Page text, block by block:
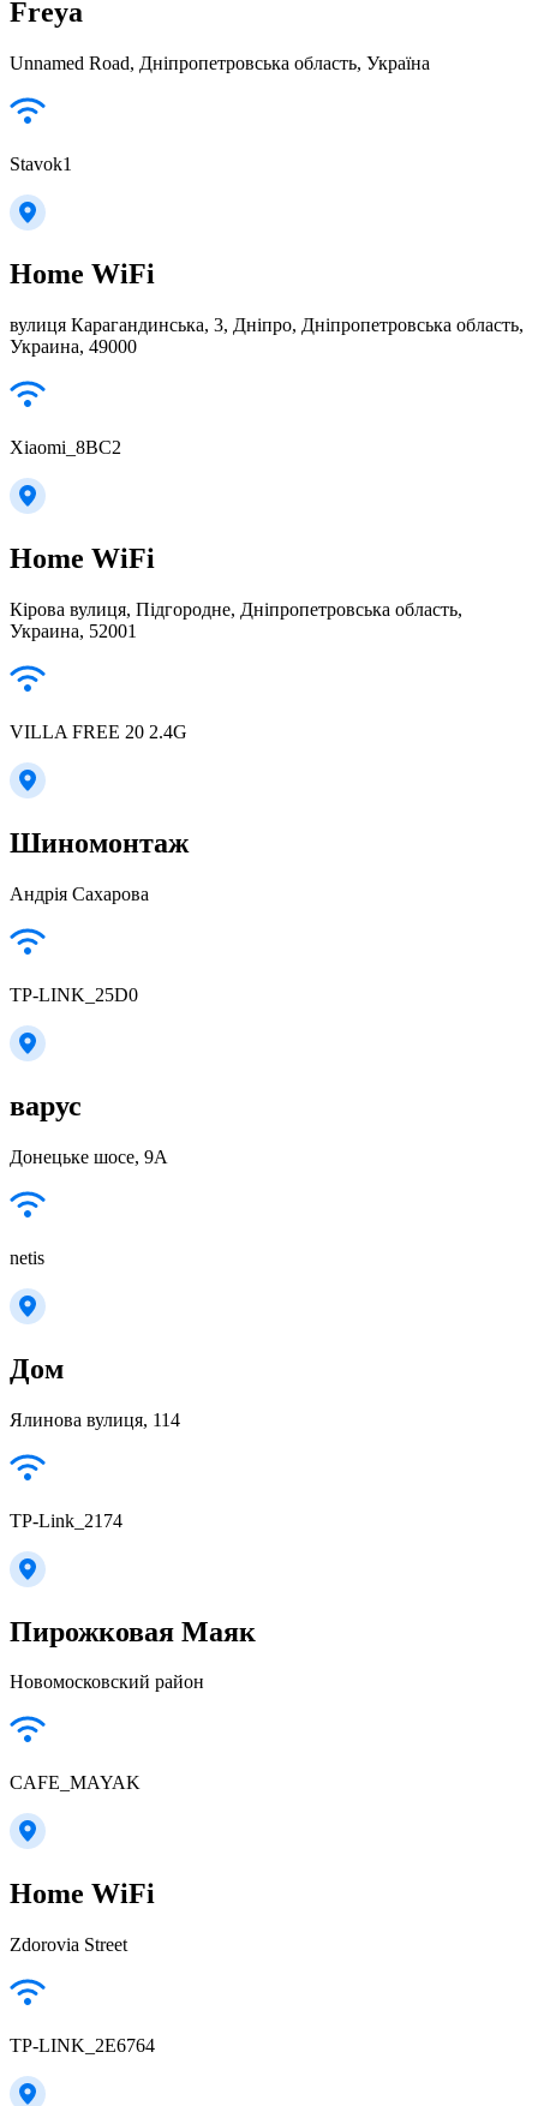
Freya
Unnamed Road, Дніпропетровська область, Україна
Stavok1
Home WiFi
вулиця Карагандинська, 3, Дніпро, Дніпропетровська область,
Украина, 49000
Xiaomi_8BC2
Home WiFi
Кірова вулиця, Підгородне, Дніпропетровська область,
Украина, 52001
VILLA FREE 20 2.4G
Шиномонтаж
Андрія Сахарова
TP-LINK_25D0
варус
Донецьке шосе, 9А
netis
Дом
Ялинова вулиця, 114
TP-Link_2174
Пирожковая Маяк
Новомосковский район
CAFE_MAYAK
Home WiFi
Zdorovia Street
TP-LINK_2E6764